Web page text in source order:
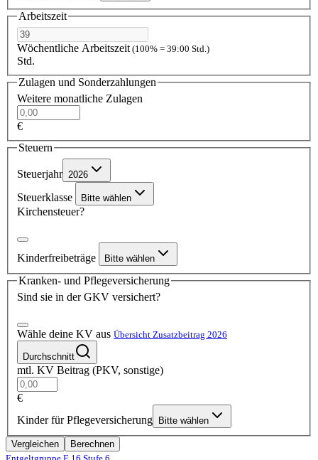
Arbeitszeit
Wöchentliche Arbeitszeit (100% = 39:00 Std.)
Std.
Zulagen und Sonderzahlungen
Weitere monatliche Zulagen
€
Steuern
Steuerjahr 2026
Steuerklasse Bitte wählen
Kirchensteuer?
Kinderfreibeträge Bitte wählen
Kranken- und Pflegeversicherung
Sind sie in der GKV versichert?
Wähle deine KV aus Übersicht Zusatzbeitrag 2026
Durchschnitt
mtl. KV Beitrag (PKV, sonstige)
€
Kinder für Pflegeversicherung
Bitte wählen
Vergleichen
Berechnen